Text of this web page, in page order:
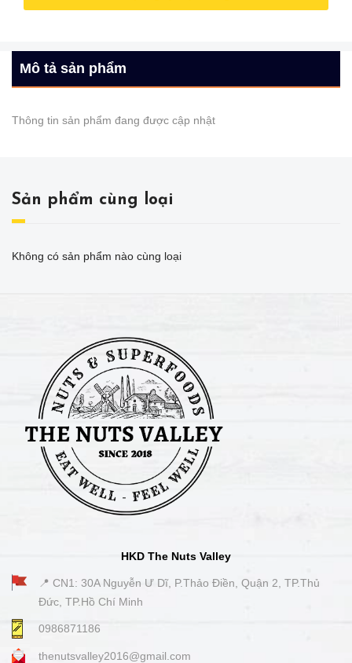
Mô tả sản phẩm
Thông tin sản phẩm đang được cập nhật
Sản phẩm cùng loại
Không có sản phẩm nào cùng loại
HKD The Nuts Valley
📍 CN1: 30A Nguyễn Ư Dĩ, P.Thảo Điền, Quận 2, TP.Thủ
Đức, TP.Hồ Chí Minh
0986871186
thenutsvalley2016@gmail.com